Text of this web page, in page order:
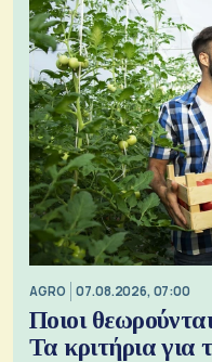
AGRO 07.08.2026, 07:00
Ποιοι
Τα κριτήρια για